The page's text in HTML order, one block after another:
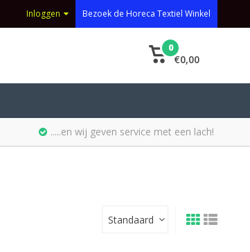
Inloggen Bezoek de Horeca Textiel Winkel
0
€0,00
.....en wij geven service met een lach!
Standaard